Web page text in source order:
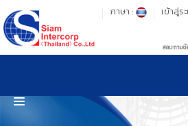
รู้ลึก รู้จริง เรื่องเครื่องมือทดสอบวัสดุ ! ยืน
เข้าสู่ร
ภาษา :
สอบถามข้